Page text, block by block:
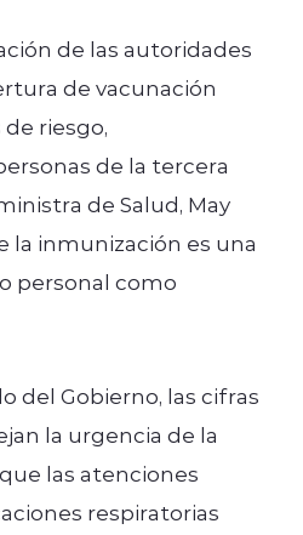
de las autoridades
de vacunación
riesgo,
de la tercera
de Salud, May
la inmunización es una
personal como
del Gobierno, las cifras
la urgencia de la
las atenciones
respiratorias